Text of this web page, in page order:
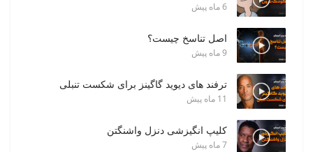
6 ماه پیش
اصل تناسخ چیست؟
9 ماه پیش
ترفند های دیوید گاگینز برای شکست تنبلی
11 ماه پیش
کلیپ انگیزشی دنزل واشنگتن
7 ماه پیش